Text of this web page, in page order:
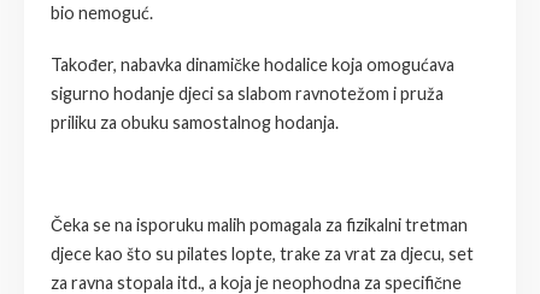
bio nemoguć.
Također, nabavka dinamičke hodalice koja omogućava
sigurno hodanje djeci sa slabom ravnotežom i pruža
priliku za obuku samostalnog hodanja.
Čeka se na isporuku malih pomagala za fizikalni tretman
djece kao što su pilates lopte, trake za vrat za djecu, set
za ravna stopala itd., a koja je neophodna za specifične